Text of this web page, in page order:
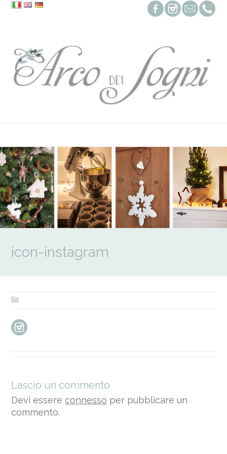
icon-instagram
Lascio un commento
Devi essere connesso per pubblicare un
commento.